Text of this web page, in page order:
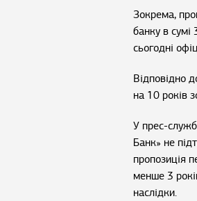
Зокрема,
банку в сумі
сьогодні
Відповідно
на 10 років
У прес-
Банк» не
пропозиція
менше 3
наслідки.